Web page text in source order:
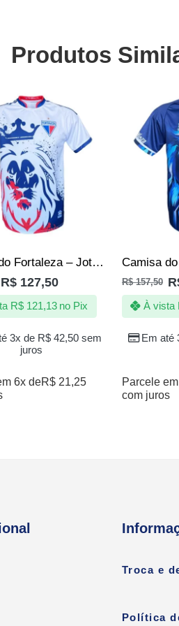
Produtos
Camisa do Fortaleza – Jotaz – Leão Rei – Masculino
R$ 127,50
3x de R$ 42,50 sem
juros
R$121,13 no Pix
6x deR$ 21,25
R$157,50
Em até
À vista
Parcele
com juros
Troca e
Política